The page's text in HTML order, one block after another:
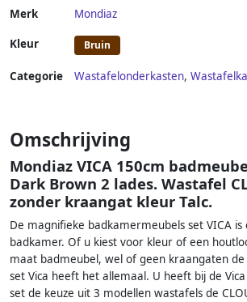
Merk Mondiaz
Kleur Bruin
Categorie Wastafelonderkasten,
Omschrijving
Mondiaz VICA 150cm
Dark Brown 2 lades. Wastafel
zonder kraangat kleur Talc.
De magnifieke badkamermeubels set VICA
badkamer. Of u kiest voor kleur of een
maat badmeubel, wel of geen kraangaten
set Vica heeft het allemaal. U heeft bij de
set de keuze uit 3 modellen wastafels de